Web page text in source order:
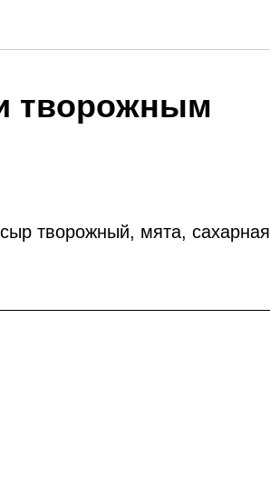
творожным
творожный, мята, сахарная